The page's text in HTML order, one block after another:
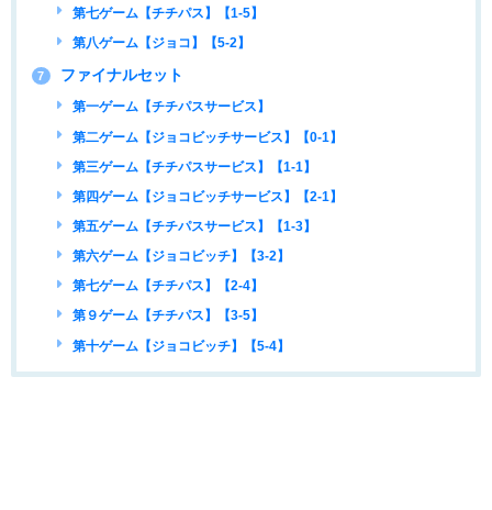
第七ゲーム【チチパス】【1-5】
第八ゲーム【ジョコ】【5-2】
7 ファイナルセット
第一ゲーム【チチパスサービス】
第二ゲーム【ジョコビッチサービス】【0-1】
第三ゲーム【チチパスサービス】【1-1】
第四ゲーム【ジョコビッチサービス】【2-1】
第五ゲーム【チチパスサービス】【1-3】
第六ゲーム【ジョコビッチ】【3-2】
第七ゲーム【チチパス】【2-4】
第９ゲーム【チチパス】【3-5】
第十ゲーム【ジョコビッチ】【5-4】